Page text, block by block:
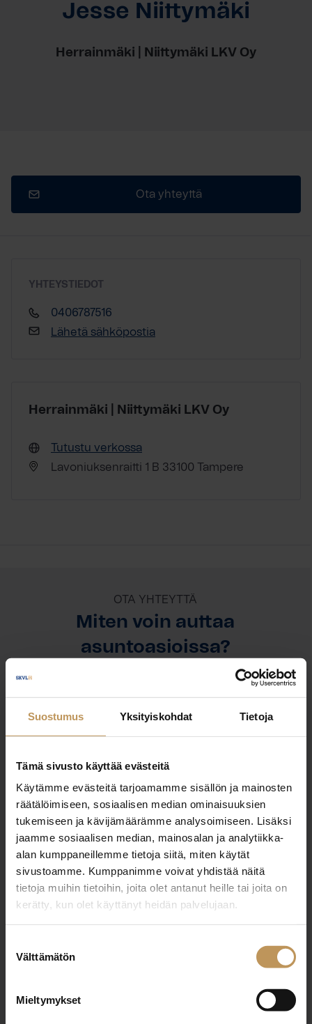
Suostumus Yksityiskohdat Tietoja
Tämä sivusto käyttää evästeitä
Käytämme evästeitä tarjoamamme sisällön ja mainosten
räätälöimiseen, sosiaalisen median ominaisuuksien
tukemiseen ja kävijämäärämme analysoimiseen. Lisäksi
jaamme sosiaalisen median, mainosalan ja analytiikka-
alan kumppaneillemme tietoja siitä, miten käytät
sivustoamme. Kumppanimme voivat yhdistää näitä
tietoja muihin tietoihin, joita olet antanut heille tai joita on
kerätty, kun olet käyttänyt heidän palvelujaan.
valinta
Välttämätön
Mieltymykset
Jesse Niittymäki
Herrainmäki | Niittymäki LKV Oy
Ota yhteyttä
YHTEYSTIEDOT
0406787516
Lähetä sähköpostia
Herrainmäki | Niittymäki LKV Oy
Tutustu verkossa
Lavoniuksenraitti 1 B 33100 Tampere
OTA YHTEYTTÄ
Miten voin auttaa
asuntoasioissa?
Jätä yhteystietosi, niin otan yhteyttä
Jesse Niittymäki
0406787516
jesse.niittymaki@herrainmaki.fi
"*" näyttää pakolliset kentät
Aihe
Nimi*